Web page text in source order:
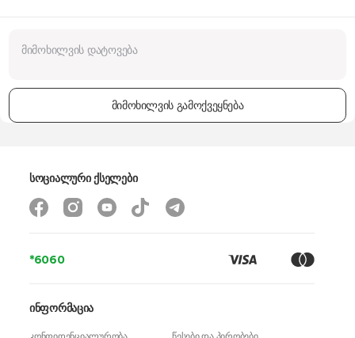
მიმოხილვის გამოქვეყნება
*6060
ინფორმაცია
სოციალური ქსელები